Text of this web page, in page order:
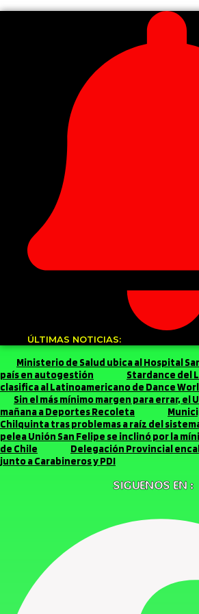
ÚLTIMAS NOTICIAS:
Ministerio de Salud ubica al Hospital San
país en autogestión
Stardance del
clasifica al Latinoamericano de Dance
Sin el más mínimo margen para errar, el
mañana a Deportes Recoleta
Chilquinta tras problemas a raíz del
pelea Unión San Felipe se inclinó por la
de Chile
Delegación Provincial
junto a Carabineros y PDI
SIGUENOS EN :